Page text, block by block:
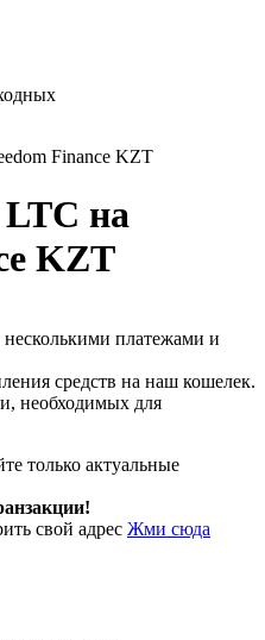
Finance KZT
на
KZT
платежами и
средств на наш кошелек.
необходимых для
только актуальные
свой адрес Жми сюда